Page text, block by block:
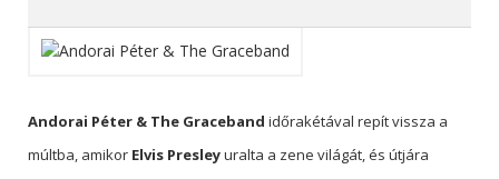
Andorai Péter & The Graceband időrakétával repít vissza a
múltba, amikor Elvis Presleyuralta a zene világát, és útjára